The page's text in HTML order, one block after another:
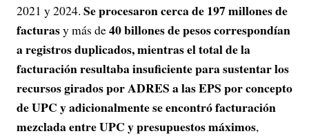
2021 y 2024. Se procesaron cerca de 197 millones de
facturasy más de40 billones de pesos correspondían
a registros duplicados, mientras el total de la
facturación resultaba insuficiente para sustentar los
recursos girados por ADRES a las EPS por concepto
de UPC y adicionalmente se encontró facturación
mezclada entre UPC y presupuestos máximos,